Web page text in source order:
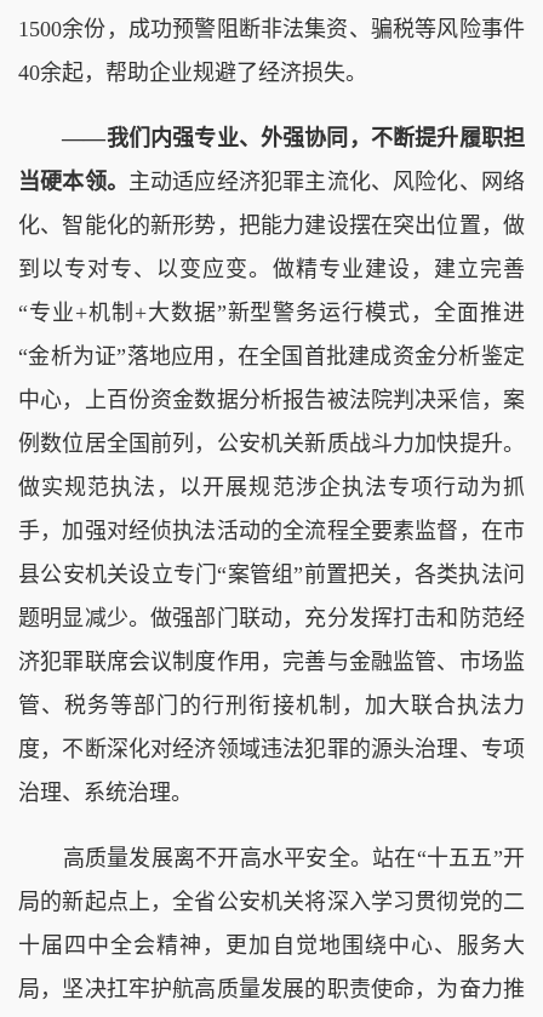
1500余份，成功预警阻断非法集资、骗税等风险事件
40余起，帮助企业规避了经济损失。
——我们内强专业、外强协同，不断提升履职担
当硬本领。 主动适应经济犯罪主流化、风险化、网络
化、智能化的新形势，把能力建设摆在突出位置，做
到以专对专、以变应变。做精专业建设，建立完善
“专业+机制+大数据”新型警务运行模式，全面推进
“金析为证”落地应用，在全国首批建成资金分析鉴定
中心，上百份资金数据分析报告被法院判决采信，案
例数位居全国前列，公安机关新质战斗力加快提升。
做实规范执法，以开展规范涉企执法专项行动为抓
手，加强对经侦执法活动的全流程全要素监督，在市
县公安机关设立专门“案管组”前置把关，各类执法问
题明显减少。做强部门联动，充分发挥打击和防范经
济犯罪联席会议制度作用，完善与金融监管、市场监
管、税务等部门的行刑衔接机制，加大联合执法力
度，不断深化对经济领域违法犯罪的源头治理、专项
治理、系统治理。
高质量发展离不开高水平安全。站在“十五五”开
局的新起点上，全省公安机关将深入学习贯彻党的二
十届四中全会精神，更加自觉地围绕中心、服务大
局，坚决扛牢护航高质量发展的职责使命，为奋力推